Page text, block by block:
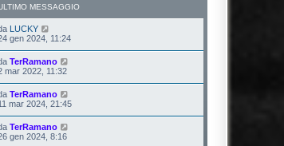
MESSAGGIO
LUCKY
gen 2024, 11:24
TerRamano
mar 2022, 11:32
TerRamano
mar 2024, 21:45
TerRamano
gen 2024, 8:16